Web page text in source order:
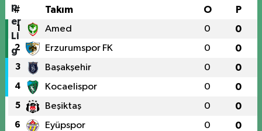
# Takım O P
1 Amed 0 0
2 Erzurumspor FK 0 0
3 Başakşehir 0 0
4 Kocaelispor 0 0
5 Beşiktaş 0 0
6 Eyüpspor 0 0